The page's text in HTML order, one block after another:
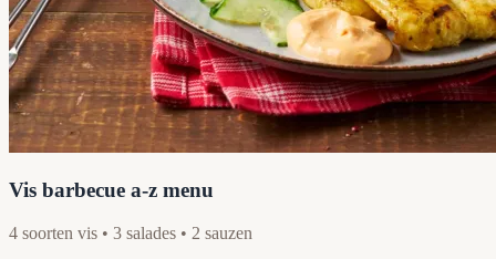
Vis barbecue a-z menu
4 soorten vis • 3 salades • 2 sauzen